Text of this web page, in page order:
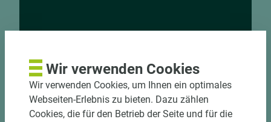
PRODUKTE
Wir verwenden Cookies
Wir verwenden Cookies, um Ihnen ein optimales
Webseiten-Erlebnis zu bieten. Dazu zählen
Cookies, die für den Betrieb der Seite und für die